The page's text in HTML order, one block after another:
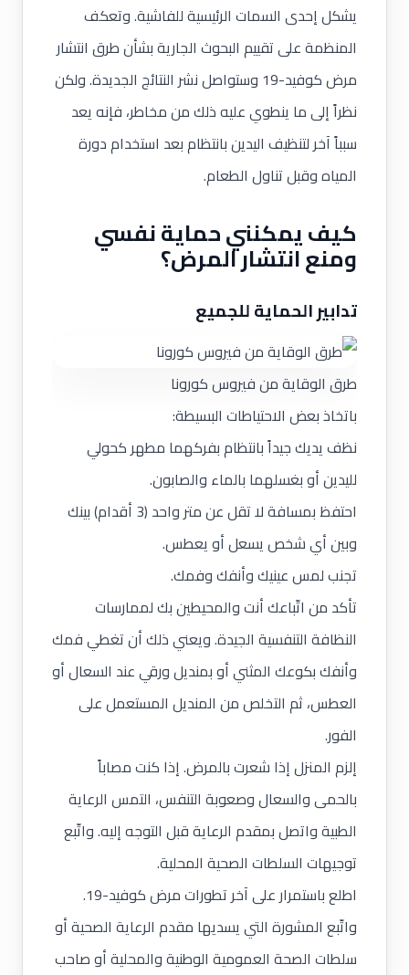
يشكل إحدى السمات الرئيسية للفاشية. وتعكف
المنظمة على تقييم البحوث الجارية بشأن طرق انتشار
مرض كوفيد-19 وستواصل نشر النتائج الجديدة. ولكن
نظراً إلى ما ينطوي عليه ذلك من مخاطر، فإنه يعد
سبباً آخر لتنظيف اليدين بانتظام بعد استخدام دورة
المياه وقبل تناول الطعام.
كيف يمكنني حماية نفسي
ومنع انتشار المرض؟
تدابير الحماية للجميع
طرق الوقاية من فيروس كورونا
باتخاذ بعض الاحتياطات البسيطة:
نظف يديك جيداً بانتظام بفركهما مطهر كحولي
لليدين أو بغسلهما بالماء والصابون.
احتفظ بمسافة لا تقل عن متر واحد (3 أقدام) بينك
وبين أي شخص يسعل أو يعطس.
تجنب لمس عينيك وأنفك وفمك.
تأكد من اتّباعك أنت والمحيطين بك لممارسات
النظافة التنفسية الجيدة. ويعني ذلك أن تغطي فمك
وأنفك بكوعك المثني أو بمنديل ورقي عند السعال أو
العطس، ثم التخلص من المنديل المستعمل على
الفور.
إلزم المنزل إذا شعرت بالمرض. إذا كنت مصاباً
بالحمى والسعال وصعوبة التنفس، التمس الرعاية
الطبية واتصل بمقدم الرعاية قبل التوجه إليه. واتّبع
توجيهات السلطات الصحية المحلية.
اطلع باستمرار على آخر تطورات مرض كوفيد-19.
واتّبع المشورة التي يسديها مقدم الرعاية الصحية أو
سلطات الصحة العمومية الوطنية والمحلية أو صاحب